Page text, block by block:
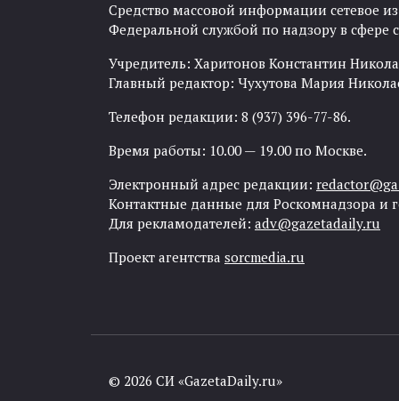
Средство массовой информации сетевое
Федеральной службой по надзору в
Учредитель: Харитонов Константин
Главный редактор: Чухутова Мария
Телефон редакции: 8 (937) 396-77-86.
Время работы: 10.00 — 19.00 по Москве.
Электронный адрес редакции:
Контактные данные для Роскомнадзора и
Для рекламодателей: adv@gazetadaily.ru
Проект агентства sorcmedia.ru
© 2026 СИ «GazetaDaily.ru»